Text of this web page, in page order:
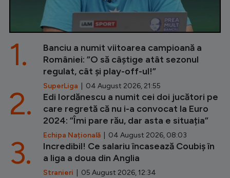
Banciu a numit viitoarea campioană a
României: ”O să câștige atât sezonul
regulat, cât și play-off-ul!”
SuperLiga | 04 August 2026, 21:55
1.
Edi Iordănescu a numit cei doi jucători pe
care regretă că nu i-a convocat la Euro
2024: ”Îmi pare rău, dar asta e situația”
Echipa Națională | 04 August 2026, 08:03
2.
Incredibil! Ce salariu încasează Coubiș în
a liga a doua din Anglia
Stranieri | 05 August 2026, 12:34
3.